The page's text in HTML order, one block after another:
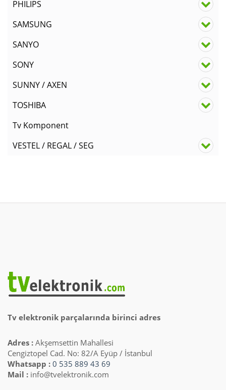
PHILIPS
SAMSUNG
SANYO
SONY
SUNNY / AXEN
TOSHIBA
Tv Komponent
VESTEL / REGAL / SEG
Tv elektronik parçalarında birinci adres
Adres : Akşemsettin Mahallesi
Cengiztopel Cad. No: 82/A Eyüp / İstanbul
Whatsapp : 0 535 889 43 69
Mail : info@tvelektronik.com